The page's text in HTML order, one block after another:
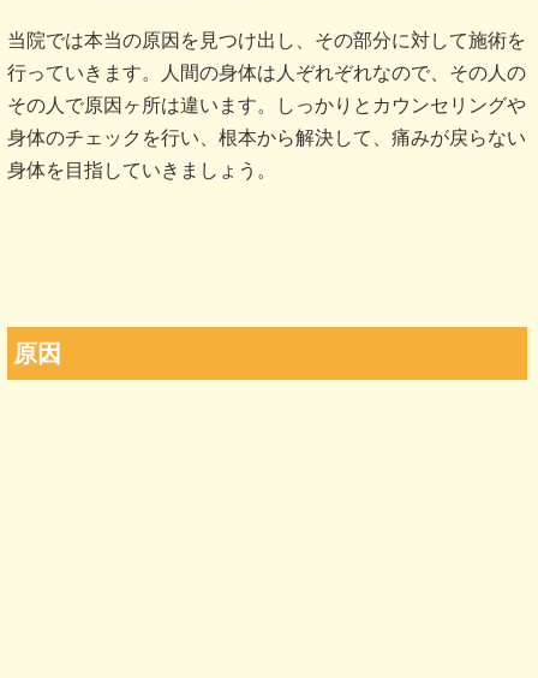
当院では本当の原因を見つけ出し、その部分に対して施術を
行っていきます。人間の身体は人ぞれぞれなので、その人の
その人で原因ヶ所は違います。しっかりとカウンセリングや
身体のチェックを行い、根本から解決して、痛みが戻らない
身体を目指していきましょう。
原因